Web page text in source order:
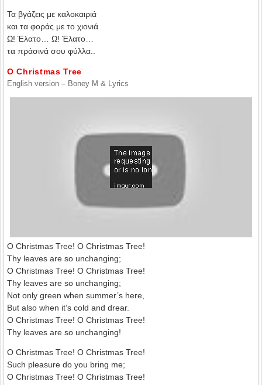
Τα βγάζεις με καλοκαιριά
και τα φοράς με το χιονιά
Ω! Έλατο… Ω! Έλατο…
τα πράσινά σου φύλλα..
O Christmas Tree
English version – Boney M & Lyrics
O Christmas Tree! O Christmas Tree!
Thy leaves are so unchanging;
O Christmas Tree! O Christmas Tree!
Thy leaves are so unchanging;
Not only green when summer’s here,
But also when it’s cold and drear.
O Christmas Tree! O Christmas Tree!
Thy leaves are so unchanging!
O Christmas Tree! O Christmas Tree!
Such pleasure do you bring me;
O Christmas Tree! O Christmas Tree!